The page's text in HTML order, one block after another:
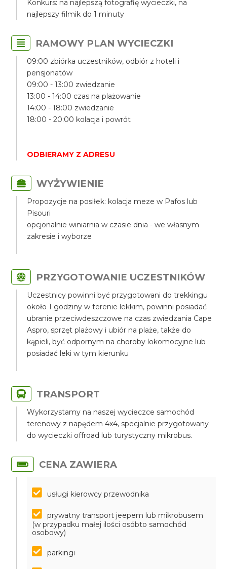
Konkurs: na najlepszą fotografię wycieczki, na
najlepszy filmik do 1 minuty
RAMOWY PLAN WYCIECZKI
09:00 zbiórka uczestników, odbiór z hoteli i
pensjonatów
09:00 - 13:00 zwiedzanie
13:00 - 14:00 czas na plażowanie
14:00 - 18:00 zwiedzanie
18:00 - 20:00 kolacja i powrót
ODBIERAMY Z ADRESU
WYŻYWIENIE
Propozycje na posiłek: kolacja meze w Pafos lub
Pisouri
opcjonalnie winiarnia w czasie dnia - we własnym
zakresie i wyborze
PRZYGOTOWANIE UCZESTNIKÓW
Uczestnicy powinni być przygotowani do trekkingu
około 1 godziny w terenie lekkim, powinni posiadać
ubranie przeciwdeszczowe na czas zwiedzania Cape
Aspro, sprzęt plażowy i ubiór na plaże, także do
kąpieli, być odpornym na choroby lokomocyjne lub
posiadać leki w tym kierunku
TRANSPORT
Wykorzystamy na naszej wycieczce samochód
terenowy z napędem 4x4, specjalnie przygotowany
do wycieczki offroad lub turystyczny mikrobus.
CENA ZAWIERA
usługi kierowcy przewodnika
prywatny transport jeepem lub mikrobusem
(w przypadku małej ilości osóbto samochód
osobowy)
parkingi